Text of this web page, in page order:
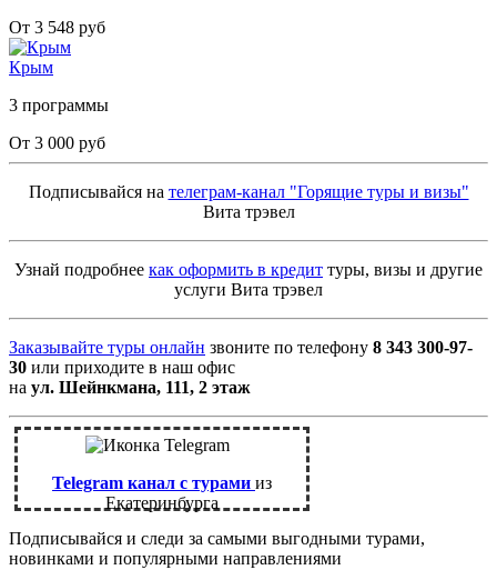
От 3 548 руб
Крым
3 программы
От 3 000 руб
Подписывайся на телеграм-канал "Горящие туры и визы"
Вита трэвел
Узнай подробнее как оформить в кредит туры, визы и другие
услуги Вита трэвел
Заказывайте туры онлайн звоните по телефону 8 343 300-97-
30 или приходите в наш офис
на ул. Шейнкмана, 111, 2 этаж
Telegram канал с турами из
Екатеринбурга
Подписывайся и следи за самыми выгодными турами,
новинками и популярными направлениями